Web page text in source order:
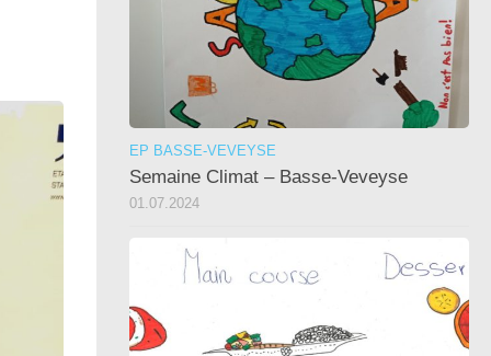
EP BASSE-VEVEYSE
Semaine Climat – Basse-Veveyse
01.07.2024